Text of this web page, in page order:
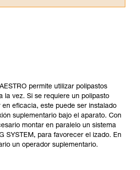
técnicas, solo y con total
antes de ejecutarlas de forma
de técnicas relacionadas con
Pueden existir otras que no
permite utilizar polipastos
la vez. Si se requiere un polipasto
eficacia, este puede ser instalado
suplementario bajo el aparato. Con
montar en paralelo un sistema
SYSTEM, para favorecer el izado. En
un operador suplementario.